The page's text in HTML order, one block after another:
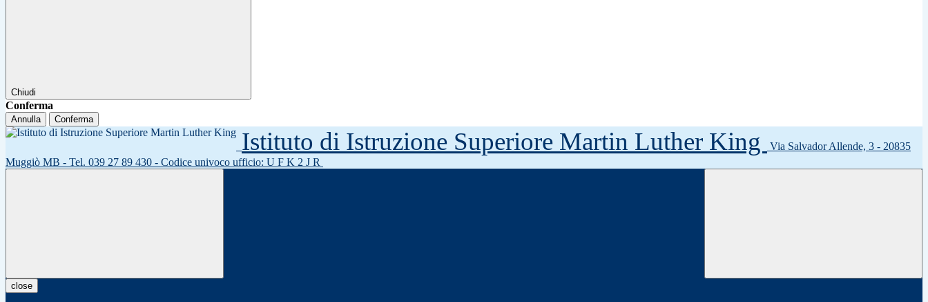
Chiudi
Conferma
Annulla Conferma
Istituto di Istruzione Superiore Martin Luther King
Via Salvador Allende, 3 - 20835
Muggiò MB - Tel. 039 27 89 430 - Codice univoco ufficio: U F K 2 J R
close